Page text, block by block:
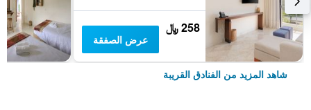
258 ﷼
عرض الصفقة
شاهد المزيد من الفنادق القريبة